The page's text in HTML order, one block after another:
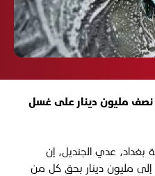
نصف مليون دينار على غسل
بغداد، عدي الجنديل، إن
مليون دينار بحق كل من